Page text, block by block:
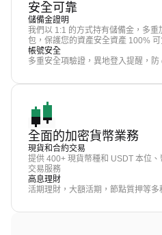
安全可靠
儲備金證明
我們以 1:1 的方式持有儲備金，多
包，保護您的資產安全資產 100%
帳號安全
多重安全項驗證，異地登入提醒，
全面的加密貨幣業務
現貨和合約交易
提供 400+ 現貨幣種和 USDT 本位
交易服務
高息理財
活期理財，大額活期，節點質押等多